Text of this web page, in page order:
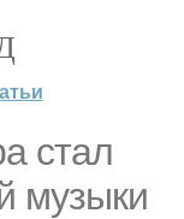
стал
музыки